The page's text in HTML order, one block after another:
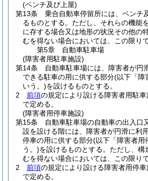
(ベンチ及び上屋)
第13条
乗合自動車停留所には、ベンチ
るものとする。 ただし、それらの機能
に存する場合又は地形の状況その他の
むを得ない場合においては、この限りで
第5章
自動車駐車場
(障害者用駐車施設)
第14条
自動車駐車場には、障害者が円
できる駐車の用に供する部分(以下「障
いう。)を設けるものとする。
2
前項の規定により設ける障害者用駐車
で定める。
(障害者用停車施設)
第15条
自動車駐車場の自動車の出入口
設を設ける階には、障害者が円滑に利
停車の用に供する部分(以下「障害者用
う。)を設けるものとする。 ただし、構
むを得ない場合においては、この限りで
2
前項の規定により設ける障害者用停車
で定める。